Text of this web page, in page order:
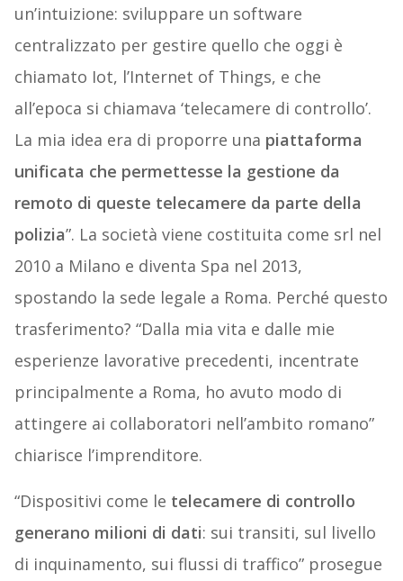
un’intuizione: sviluppare un software
centralizzato per gestire quello che oggi è
chiamato Iot, l’Internet of Things, e che
all’epoca si chiamava ‘telecamere di controllo’.
La mia idea era di proporre una piattaforma
unificata che permettesse la gestione da
remoto di queste telecamere da parte della
polizia”. La società viene costituita come srl nel
2010 a Milano e diventa Spa nel 2013,
spostando la sede legale a Roma. Perché questo
trasferimento? “Dalla mia vita e dalle mie
esperienze lavorative precedenti, incentrate
principalmente a Roma, ho avuto modo di
attingere ai collaboratori nell’ambito romano”
chiarisce l’imprenditore.
“Dispositivi come le telecamere di controllo
generano milioni di dati: sui transiti, sul livello
di inquinamento, sui flussi di traffico” prosegue